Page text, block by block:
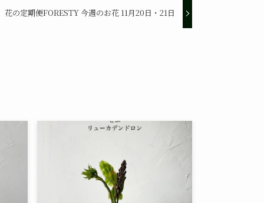
花の定期便FORESTY 今週のお花 11月20日・21日